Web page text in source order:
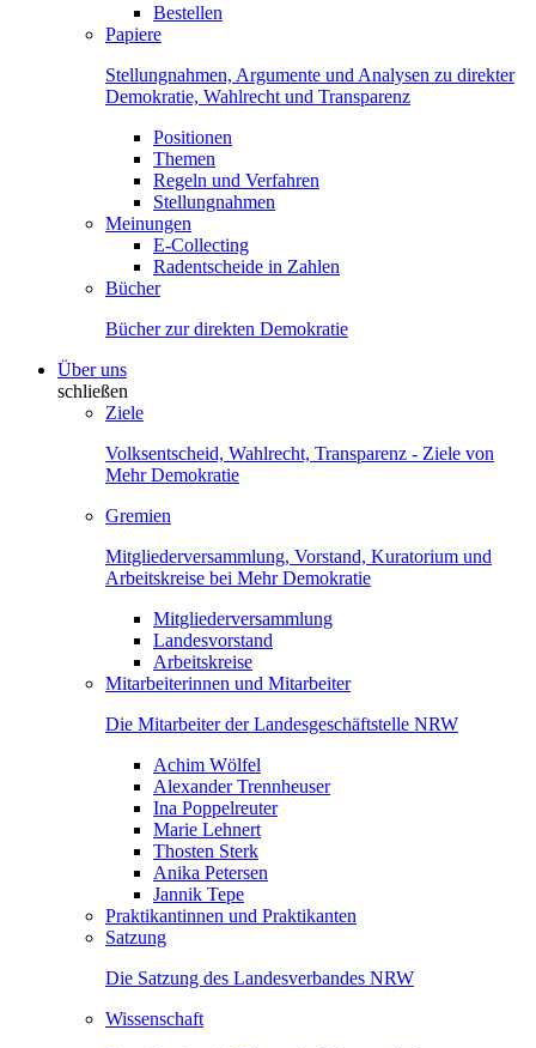
Bestellen
Papiere
Stellungnahmen, Argumente und Analysen zu direkter
Demokratie, Wahlrecht und Transparenz
Positionen
Themen
Regeln und Verfahren
Stellungnahmen
Meinungen
E-Collecting
Radentscheide in Zahlen
Bücher
Bücher zur direkten Demokratie
Über uns
schließen
Ziele
Volksentscheid, Wahlrecht, Transparenz - Ziele von
Mehr Demokratie
Gremien
Mitgliederversammlung, Vorstand, Kuratorium und
Arbeitskreise bei Mehr Demokratie
Mitgliederversammlung
Landesvorstand
Arbeitskreise
Mitarbeiterinnen und Mitarbeiter
Die Mitarbeiter der Landesgeschäftstelle NRW
Achim Wölfel
Alexander Trennheuser
Ina Poppelreuter
Marie Lehnert
Thosten Sterk
Anika Petersen
Jannik Tepe
Praktikantinnen und Praktikanten
Satzung
Die Satzung des Landesverbandes NRW
Wissenschaft